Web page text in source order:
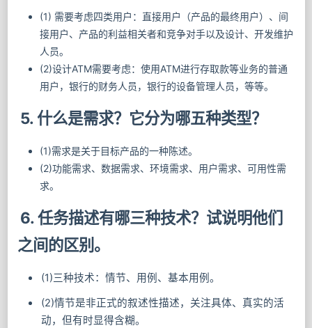
(1) 需要考虑四类用户：直接用户（产品的最终用户）、间
接用户、产品的利益相关者和竞争对手以及设计、开发维护
人员。
(2)设计ATM需要考虑：使用ATM进行存取款等业务的普通
用户，银行的财务人员，银行的设备管理人员，等等。
5. 什么是需求？它分为哪五种类型？
(1)需求是关于目标产品的一种陈述。
(2)功能需求、数据需求、环境需求、用户需求、可用性需
求。
6. 任务描述有哪三种技术？试说明他们
之间的区别。
(1)三种技术：情节、用例、基本用例。
(2)情节是⾮正式的叙述性描述，关注具体、真实的活
动，但有时显得含糊。